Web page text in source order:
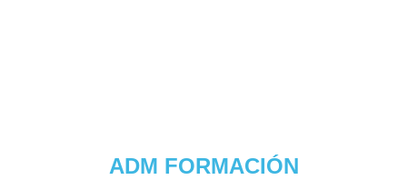
ADM FORMACIÓN